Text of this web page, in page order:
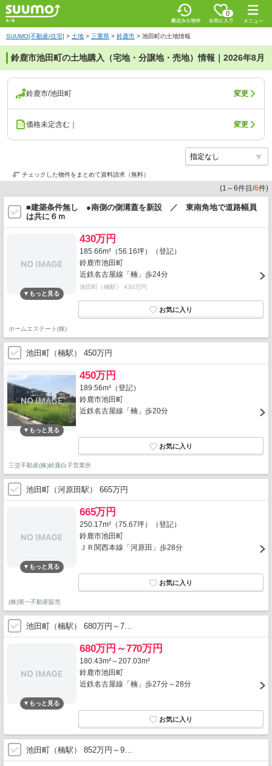
0
SUUMO[不動産/住宅] > 土地 > 三重県 > 鈴鹿市 > 池田町の土地情報
鈴鹿市池田町の土地購入（宅地・分譲地・売地）情報｜2026年8月
鈴鹿市/池田町 変更
価格未定含む｜ 変更
チェックした物件をまとめて資料請求（無料）
(1 ～6件目/6件)
■建築条件無し ●南側の側溝蓋を新設 ／ 東南角地で道路幅員
は共に６ｍ
430万円
185.66m²（56.16坪）（登記）
鈴鹿市池田町
近鉄名古屋線「楠」歩24分
池田町（楠駅） 430万円
ホームエステート(株)
池田町（楠駅） 450万円
450万円
189.56m²（登記）
鈴鹿市池田町
近鉄名古屋線「楠」歩20分
三交不動産(株)鈴鹿白子営業所
池田町（河原田駅） 665万円
665万円
250.17m²（75.67坪）（登記）
鈴鹿市池田町
ＪＲ関西本線「河原田」歩28分
(株)第一不動産販売
池田町（楠駅） 680万円～7…
680万円～770万円
180.43m²～207.03m²
鈴鹿市池田町
近鉄名古屋線「楠」歩27分～28分
池田町（楠駅） 852万円～9…